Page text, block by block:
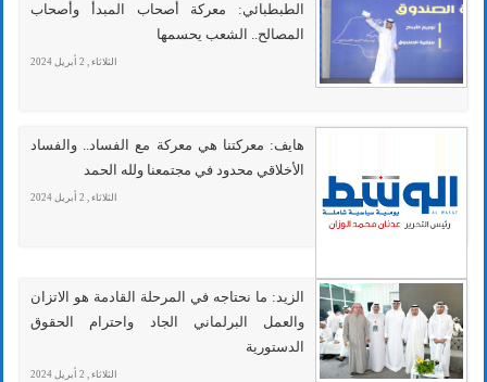
الطبطبائي: معركة أصحاب المبدأ وأصحاب
المصالح.. الشعب يحسمها
الثلاثاء , 2 أبريل 2024
هايف: معركتنا هي معركة مع الفساد.. والفساد
الأخلاقي محدود في مجتمعنا ولله الحمد
الثلاثاء , 2 أبريل 2024
الزيد: ما نحتاجه في المرحلة القادمة هو الاتزان
والعمل البرلماني الجاد واحترام الحقوق
الدستورية
الثلاثاء , 2 أبريل 2024